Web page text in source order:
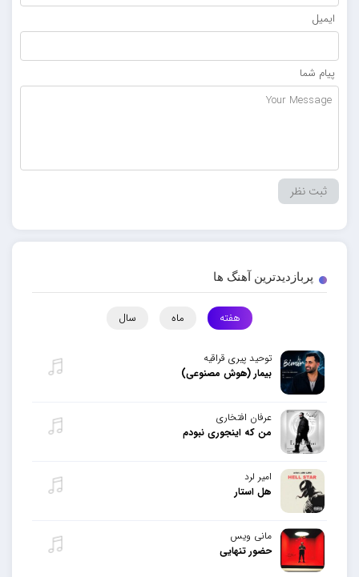
ایمیل
پیام شما
پربازدیدترین آهنگ ها
هفته ماه سال
توحید پیری قراقیه
بیمار (هوش مصنوعی)
عرفان افتخاری
من که اینجوری نبودم
امیر لرد
هل استار
مانی ویس
حضور تنهایی